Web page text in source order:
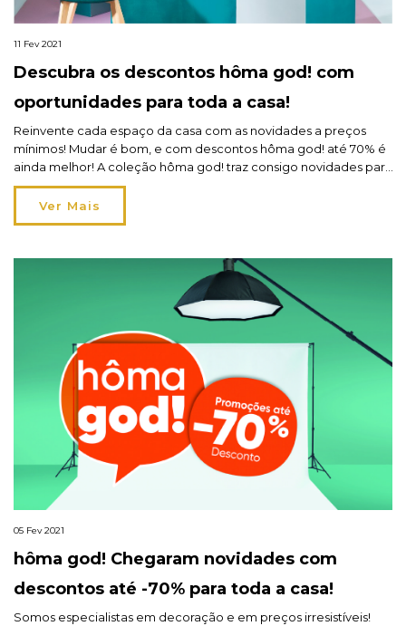
11 Fev 2021
Descubra os descontos hôma god! com
oportunidades para toda a casa!
Reinvente cada espaço da casa com as novidades a preços
mínimos! Mudar é bom, e com descontos hôma god! até 70% é
ainda melhor! A coleção hôma god! traz consigo novidades para
toda a casa com descontos de perder a cabeça. São
oportunidades assim que a casa quer, e que apetecem,
sobretudo quando estar em […]
Ver Mais
05 Fev 2021
hôma god! Chegaram novidades com
descontos até -70% para toda a casa!
Somos especialistas em decoração e em preços irresistíveis!